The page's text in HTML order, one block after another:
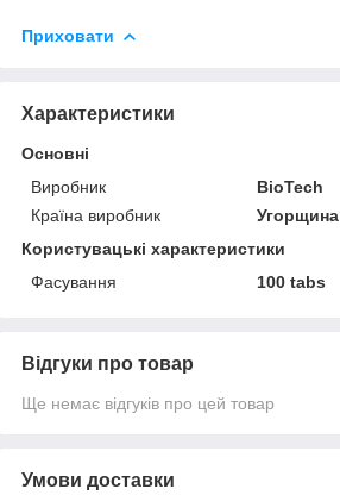
Приховати
Характеристики
Основні
Виробник
BioTech
Країна виробник
Угорщина
Користувацькі характеристики
Фасування
100 tabs
Відгуки про товар
Ще немає відгуків про цей товар
Умови доставки